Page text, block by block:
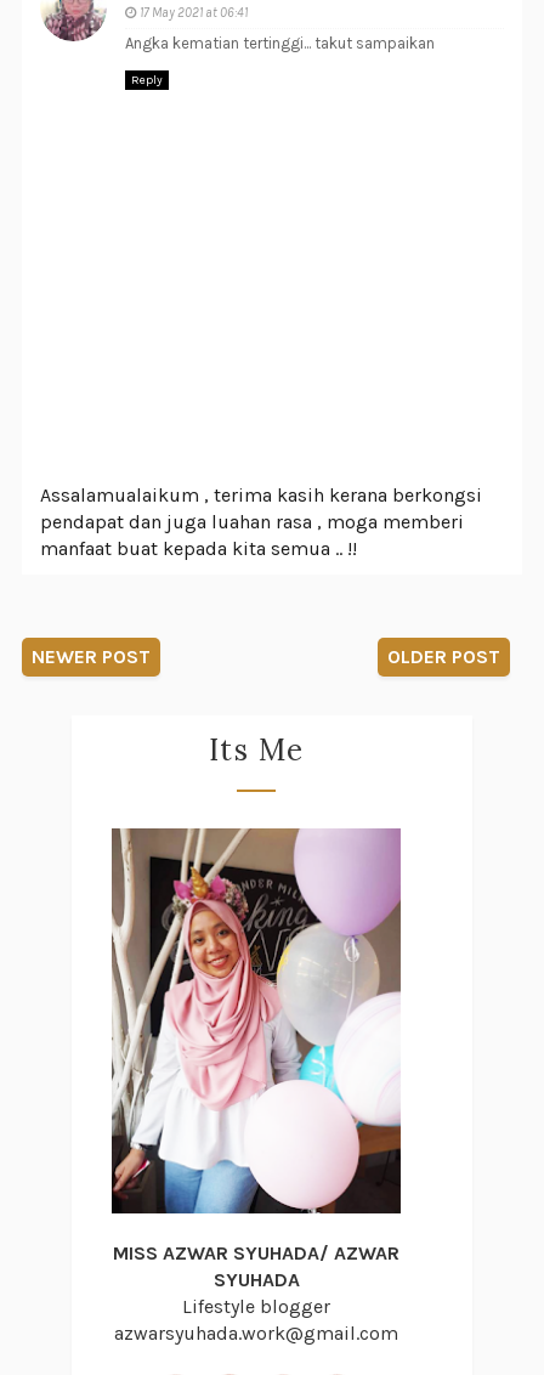
17 May 2021 at 06:41
Angka kematian tertinggi... takut sampaikan
Reply
Assalamualaikum , terima kasih kerana berkongsi
pendapat dan juga luahan rasa , moga memberi
manfaat buat kepada kita semua .. !!
NEWER POST OLDER POST
Its Me
MISS AZWAR SYUHADA/ AZWAR
SYUHADA
Lifestyle blogger
azwarsyuhada.work@gmail.com